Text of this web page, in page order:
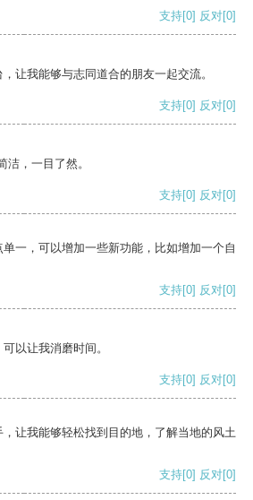
支持[0] 反对[0]
让我能够与志同道合的朋友一起交流。
支持[0] 反对[0]
洁，一目了然。
支持[0] 反对[0]
一，可以增加一些新功能，比如增加一个自
支持[0] 反对[0]
以让我消磨时间。
支持[0] 反对[0]
让我能够轻松找到目的地，了解当地的风土
支持[0] 反对[0]